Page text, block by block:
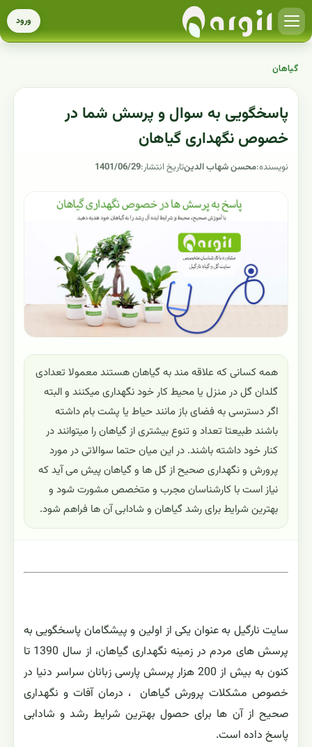
ورود
گیاهان
پاسخگویی به سوال و پرسش شما در
خصوص نگهداری گیاهان
نویسنده:محسن شهاب الدینتاریخ انتشار:1401/06/29
همه کسانی که علاقه مند به گیاهان هستند معمولا تعدادی
گلدان گل در منزل یا محیط کار خود نگهداری میکنند و البته
اگر دسترسی به فضای باز مانند حیاط یا پشت بام داشته
باشند طبیعتا تعداد و تنوع بیشتری از گیاهان را میتوانند در
کنار خود داشته باشند. در این میان حتما سوالاتی در مورد
پرورش و نگهداری صحیح از گل ها و گیاهان پیش می آید که
نیاز است با کارشناسان مجرب و متخصص مشورت شود و
بهترین شرایط برای رشد گیاهان و شادابی آن ها فراهم شود.
سایت نارگیل به عنوان یکی از اولین و پیشگامان پاسخگویی به
پرسش های مردم در زمینه نگهداری گیاهان، از سال 1390 تا
کنون به بیش از 200 هزار پرسش پارسی زبانان سراسر دنیا در
خصوص مشکلات پرورش گیاهان ، درمان آفات و نگهداری
صحیح از آن ها برای حصول بهترین شرایط رشد و شادابی
پاسخ داده است.